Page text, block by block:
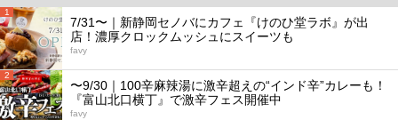
1
7/31〜｜新静岡セノバにカフェ『けのひ堂ラボ』が出
店！濃厚クロックムッシュにスイーツも
favy
2
〜9/30｜100辛麻辣湯に激辛超えの“インド辛”カレーも！
『富山北口横丁』で激辛フェス開催中
favy